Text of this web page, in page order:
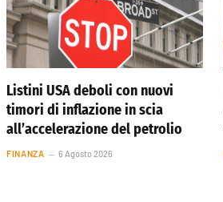
Listini USA deboli con nuovi
timori di inflazione in scia
all’accelerazione del petrolio
FINANZA 6 Agosto 2026